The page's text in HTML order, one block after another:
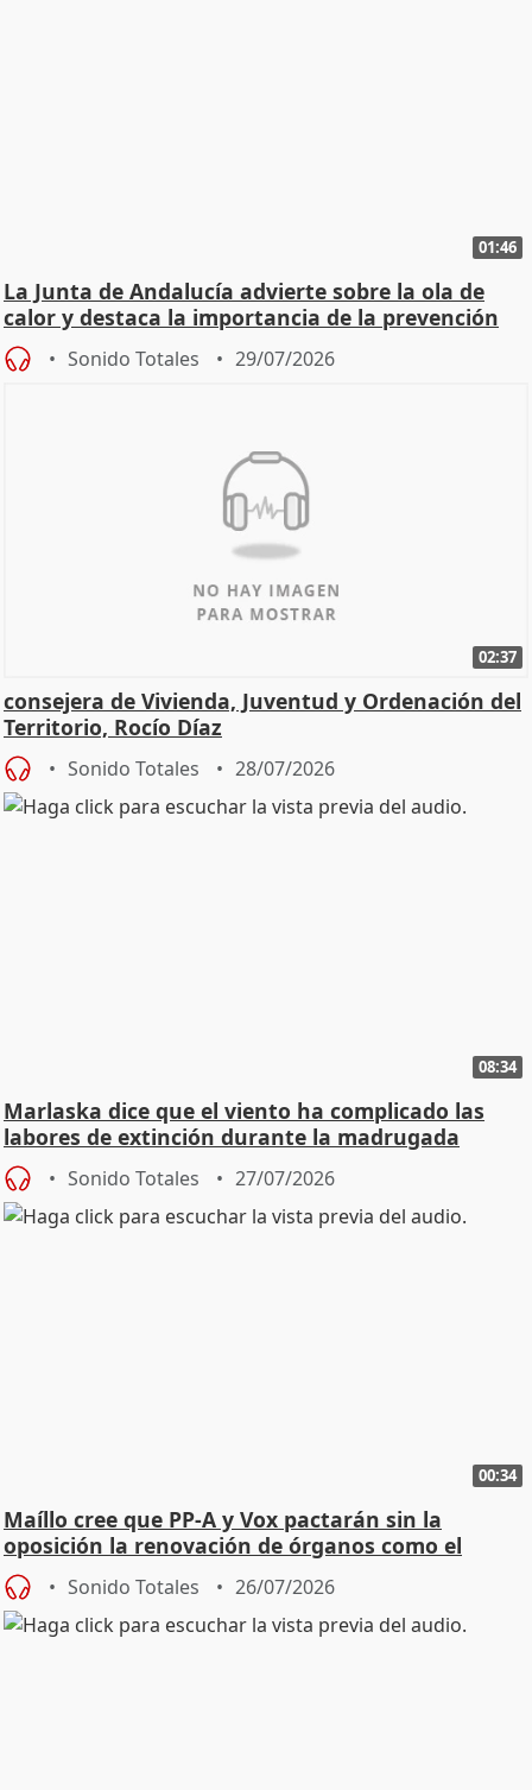
01:46
La Junta de Andalucía advierte sobre la ola de
calor y destaca la importancia de la prevención
Sonido Totales 29/07/2026
02:37
consejera de Vivienda, Juventud y Ordenación del
Territorio, Rocío Díaz
Sonido Totales 28/07/2026
08:34
Marlaska dice que el viento ha complicado las
labores de extinción durante la madrugada
Sonido Totales 27/07/2026
00:34
Maíllo cree que PP-A y Vox pactarán sin la
oposición la renovación de órganos como el
Defensor
Sonido Totales 26/07/2026